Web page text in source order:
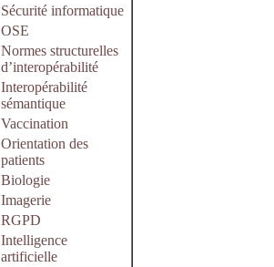
Sécurité informatique
OSE
Normes structurelles
d’interopérabilité
Interopérabilité
sémantique
Vaccination
Orientation des
patients
Biologie
Imagerie
RGPD
Intelligence
artificielle